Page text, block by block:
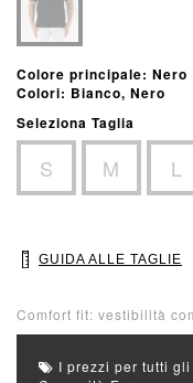
Colore principale: Nero
Colori: Bianco, Nero
Seleziona Taglia
S M L
GUIDA ALLE TAGLIE
Comfort fit: vestibilità
I prezzi per tutti